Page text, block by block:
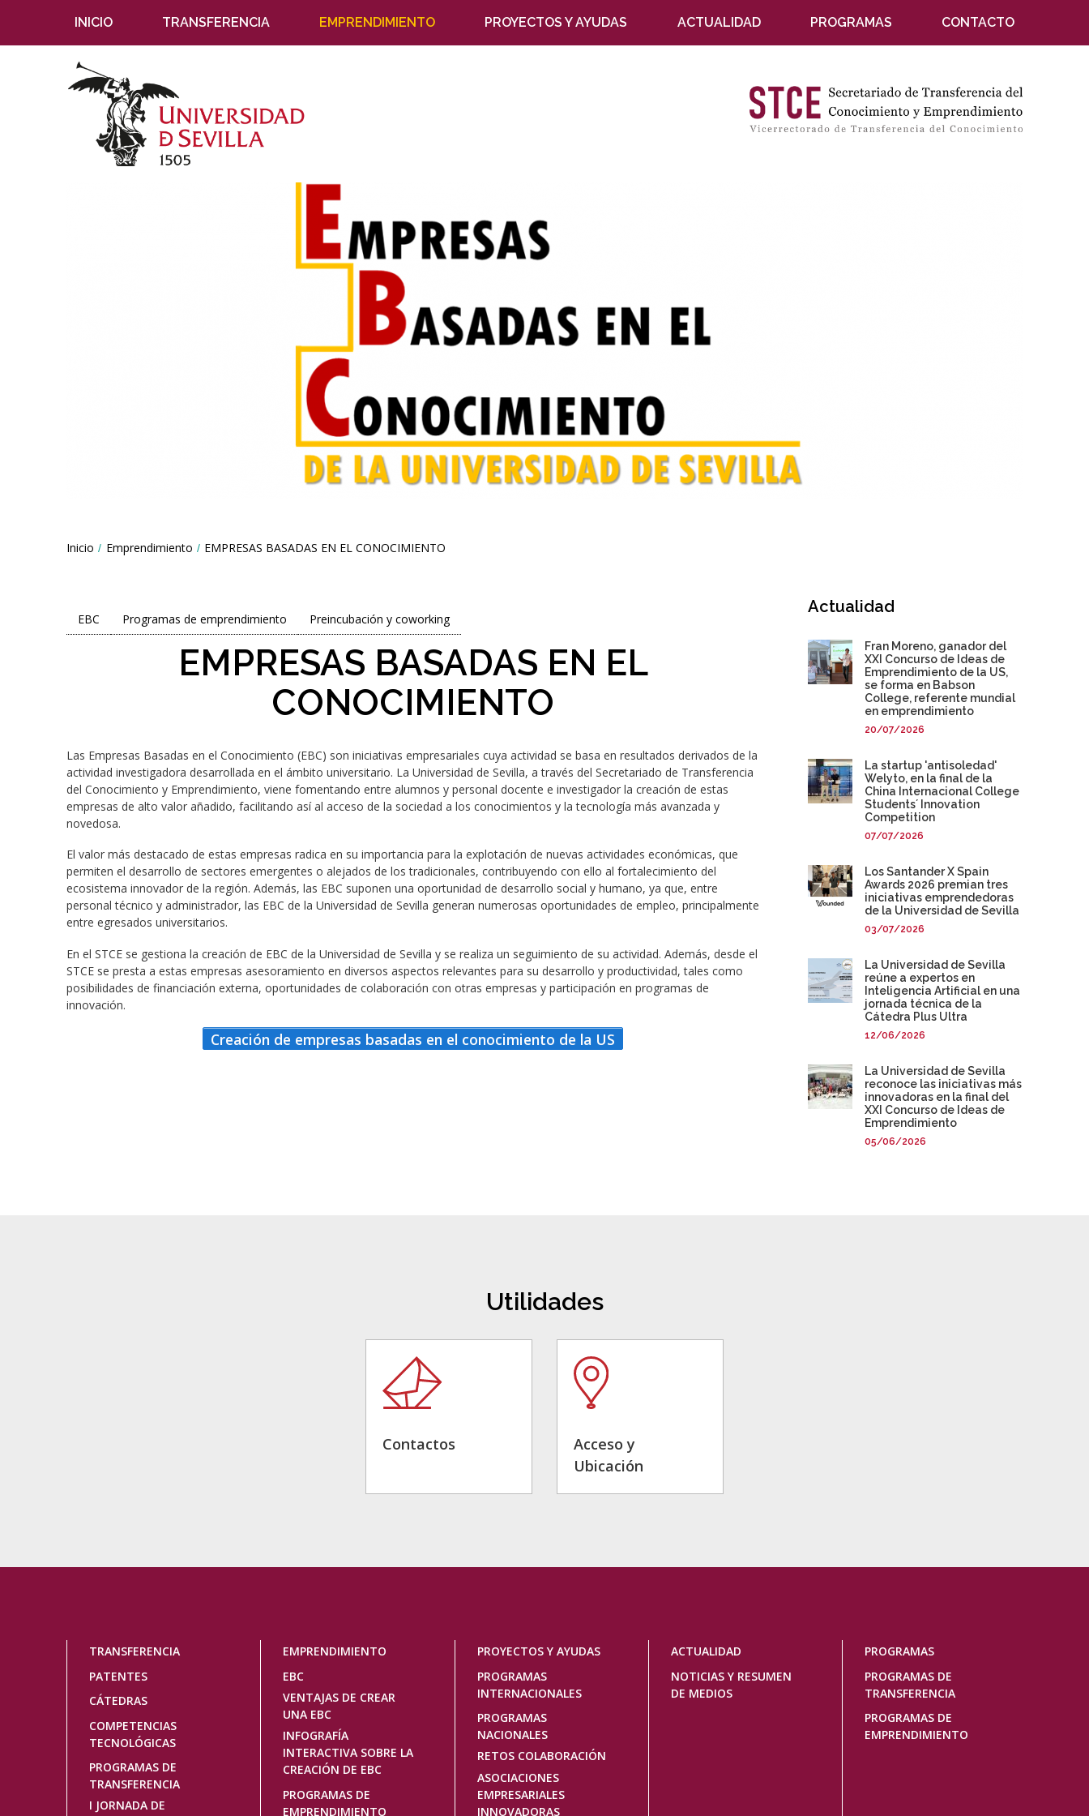
INICIO TRANSFERENCIA EMPRENDIMIENTO PROYECTOS Y AYUDAS ACTUALIDAD PROGRAMAS CONTACTO
Breadcrumbs
You
Inicio Emprendimiento EMPRESAS BASADAS EN EL CONOCIMIENTO
EBC Programas de emprendimiento Preincubación y coworking
EMPRESAS BASADAS EN EL
CONOCIMIENTO
Las Empresas Basadas en el Conocimiento (EBC) son iniciativas empresariales cuya actividad se basa en resultados derivados de la
actividad investigadora desarrollada en el ámbito universitario. La Universidad de Sevilla, a través del Secretariado de Transferencia
del Conocimiento y Emprendimiento, viene fomentando entre alumnos y personal docente e investigador la creación de estas
empresas de alto valor añadido, facilitando así al acceso de la sociedad a los conocimientos y la tecnología más avanzada y
novedosa.
El valor más destacado de estas empresas radica en su importancia para la explotación de nuevas actividades económicas, que
permiten el desarrollo de sectores emergentes o alejados de los tradicionales, contribuyendo con ello al fortalecimiento del
ecosistema innovador de la región. Además, las EBC suponen una oportunidad de desarrollo social y humano, ya que, entre
personal técnico y administrador, las EBC de la Universidad de Sevilla generan numerosas oportunidades de empleo, principalmente
entre egresados universitarios.
En el STCE se gestiona la creación de EBC de la Universidad de Sevilla y se realiza un seguimiento de su actividad. Además, desde el
STCE se presta a estas empresas asesoramiento en diversos aspectos relevantes para su desarrollo y productividad, tales como
posibilidades de financiación externa, oportunidades de colaboración con otras empresas y participación en programas de
innovación.
Creación de empresas basadas en el conocimiento de la US
Actualidad
Fran Moreno, ganador del
XXI Concurso de Ideas de
Emprendimiento de la US,
se forma en Babson
College, referente mundial
en emprendimiento
20/07/2026
La startup 'antisoledad'
Welyto, en la final de la
China Internacional College
Students´ Innovation
Competition
07/07/2026
Los Santander X Spain
Awards 2026 premian tres
iniciativas emprendedoras
de la Universidad de Sevilla
03/07/2026
La Universidad de Sevilla
reúne a expertos en
Inteligencia Artificial en una
jornada técnica de la
Cátedra Plus Ultra
12/06/2026
La Universidad de Sevilla
reconoce las iniciativas más
innovadoras en la final del
XXI Concurso de Ideas de
Emprendimiento
05/06/2026
Utilidades
Contactos
Acceso y
Ubicación
Navegación
principal
TRANSFERENCIA
PATENTES
CÁTEDRAS
COMPETENCIAS
TECNOLÓGICAS
PROGRAMAS DE
TRANSFERENCIA
I JORNADA DE
EMPRENDIMIENTO
EBC
VENTAJAS DE CREAR
UNA EBC
INFOGRAFÍA
INTERACTIVA SOBRE LA
CREACIÓN DE EBC
PROGRAMAS DE
EMPRENDIMIENTO
PROYECTOS Y AYUDAS
PROGRAMAS
INTERNACIONALES
PROGRAMAS
NACIONALES
RETOS COLABORACIÓN
ASOCIACIONES
EMPRESARIALES
INNOVADORAS
ACTUALIDAD
NOTICIAS Y RESUMEN
DE MEDIOS
PROGRAMAS
PROGRAMAS DE
TRANSFERENCIA
PROGRAMAS DE
EMPRENDIMIENTO